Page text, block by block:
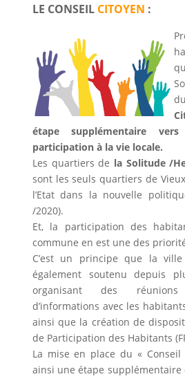
LE CONSEIL CITOYEN :
étape supplémentaire
participation à la vie locale.
Les quartiers de la Solitude /
sont les seuls quartiers de
l’Etat dans la nouvelle
/2020).
Et, la participation des
commune en est une des
C’est un principe que la ville
également soutenu depuis
organisant des
d’informations avec les
ainsi que la création de
de Participation des Habitants
La mise en place du « Conseil
ainsi une étape